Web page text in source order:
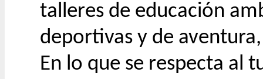
talleres de educación
deportivas y de
En lo que se respecta al